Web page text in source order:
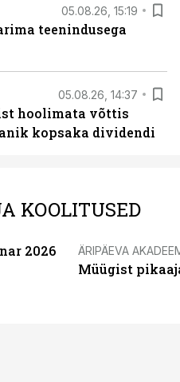
05.08.26, 15:19
teenindusega
05.08.26, 14:37
hoolimata võttis
kopsaka dividendi
KOOLITUSED
2026 ÄRIPÄEVA
Müügist